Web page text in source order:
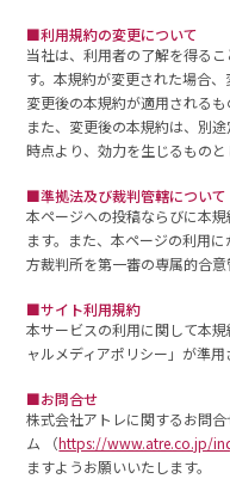
■利用規約の変更について
当社は、利用者の了解を得る
す。本規約が変更された場合
変更後の本規約が適用されるも
また、変更後の本規約は、別
時点より、効力を生じるものと
■準拠法及び裁判管轄について
本ページへの投稿ならびに本
ます。また、本ページの利用
方裁判所を第一審の専属的合意
■サイト利用規約
本サービスの利用に関して本
ャルメディアポリシー」が準用
■お問合せ
株式会社アトレに関するお問
ム （https://www.atre.co.jp/
ますようお願いいたします。